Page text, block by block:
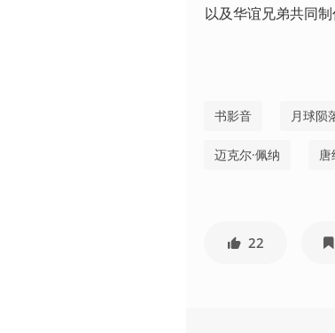
以及华谊兄弟共同
书影音 月球陨
迈克尔·佩纳 唐
22